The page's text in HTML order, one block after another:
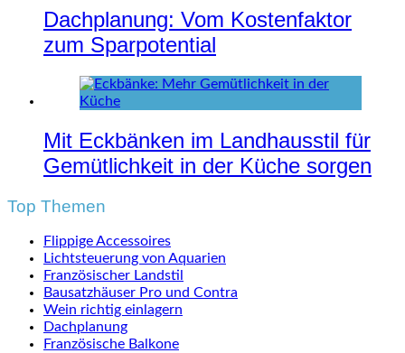
Dachplanung: Vom Kostenfaktor
zum Sparpotential
Mit Eckbänken im Landhausstil für
Gemütlichkeit in der Küche sorgen
Top Themen
Flippige Accessoires
Lichtsteuerung von Aquarien
Französischer Landstil
Bausatzhäuser Pro und Contra
Wein richtig einlagern
Dachplanung
Französische Balkone